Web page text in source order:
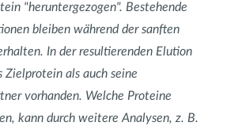
"heruntergezogen". Bestehende
bleiben während der sanften
In der resultierenden Elution
Zielprotein als auch seine
vorhanden. Welche Proteine
kann durch weitere Analysen, z. B.